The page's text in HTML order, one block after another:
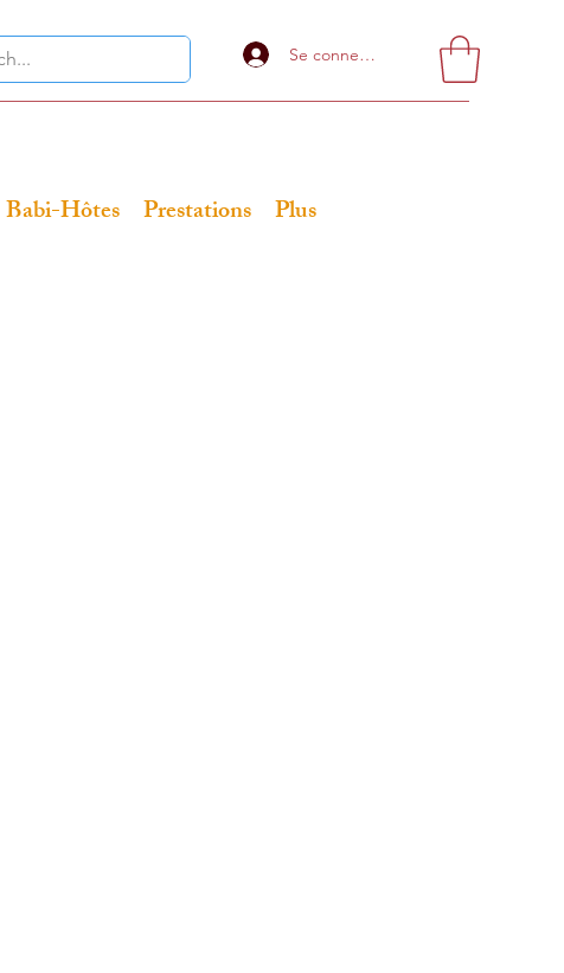
Se connecter
Babi-Hôtes Prestations Plus